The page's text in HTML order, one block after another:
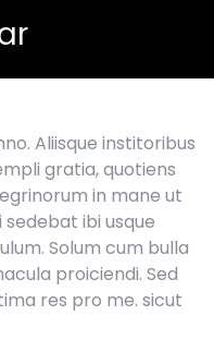
Aliisque institoribus
gratia, quotiens
in mane ut
ibi usque
Solum cum bulla
proiciendi. Sed
res pro me. sicut